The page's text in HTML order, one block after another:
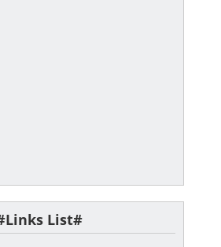
List#